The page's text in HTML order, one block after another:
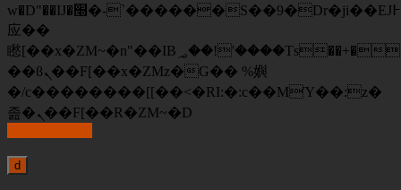
w�D"��IJ�׭�-`������S��9�Dr�ji��EJ߅��gJ�
应��
矁[��x�ZM~�n"��IB؃��!'����Тѕ��+��(m��IK�ʭ�/|
��ϐܢ��F[��x�ZMz�G�� %嬩
�/c��������[[��<�RI:�:c��MΎ��:z�
졾�ܢ��F[��R�ZM~�D
d